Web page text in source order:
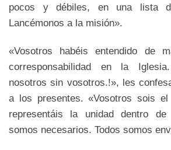
pocos y débiles, en una lista
Lancémonos a la misión».
«Vosotros habéis entendido de
corresponsabilidad en la
nosotros sin vosotros.!», les
a los presentes. «Vosotros sois
representáis la unidad dentro
somos necesarios. Todos somos